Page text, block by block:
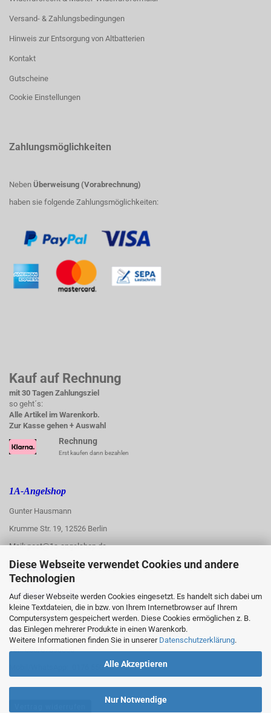
Diese Webseite verwendet Cookies und andere
Technologien
Auf dieser Webseite werden Cookies eingesetzt. Es handelt sich dabei um
kleine Textdateien, die in bzw. von Ihrem Internetbrowser auf Ihrem
Computersystem gespeichert werden. Diese Cookies ermöglichen z. B.
das Einlegen mehrerer Produkte in einen Warenkorb.
Weitere Informationen finden Sie in unserer Datenschutzerklärung.
Alle Akzeptieren
Nur Notwendige
Versand- & Zahlungsbedingungen
Hinweis zur Entsorgung von Altbatterien
Kontakt
Gutscheine
Cookie Einstellungen
Zahlungsmöglichkeiten
Neben Überweisung (Vorabrechnung)
haben sie folgende Zahlungsmöglichkeiten:
Kauf auf Rechnung
mit 30 Tagen Zahlungsziel
so geht´s:
Alle Artikel im Warenkorb.
Zur Kasse gehen + Auswahl
Rechnung
Erst kaufen dann bezahlen
1A-Angelshop
Gunter Hausmann
Krumme Str. 19, 12526 Berlin
Mail: post@1a-angelshop.de
1A-Angelshop-
Ladengeschäft::
Regattastr. 66
12527 Berlin
Tel.: 030/67890006
Mobil/WhatsApp: 0176 550 90 773